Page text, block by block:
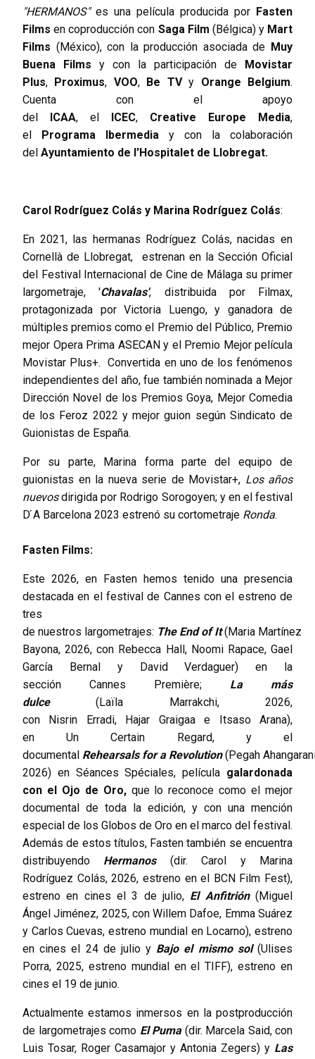
"HERMANOS" es una película producida por Fasten
Filmsen coproducción con Saga Film (Bélgica) y Mart
Films (México), con la producción asociada de Muy
Buena Films y con la participación de Movistar
Plus, Proximus, VOO, Be TVy Orange Belgium.
Cuenta con el apoyo
del ICAA, el ICEC, Creative Europe Media,
el Programa Ibermedia y con la colaboración
del Ayuntamiento de l'Hospitalet de Llobregat.
Carol Rodríguez Colás y Marina Rodríguez Colás:
En 2021, las hermanas Rodríguez Colás, nacidas en
Cornellà de Llobregat, estrenan en la Sección Oficial
del Festival Internacional de Cine de Málaga su primer
largometraje, 'Chavalas', distribuida por Filmax,
protagonizada por Victoria Luengo, y ganadora de
múltiples premios como el Premio del Público, Premio
mejor Opera Prima ASECAN y el Premio Mejor película
Movistar Plus+. Convertida en uno de los fenómenos
independientes del año, fue también nominada a Mejor
Dirección Novel de los Premios Goya, Mejor Comedia
de los Feroz 2022 y mejor guion según Sindicato de
Guionistas de España.
Por su parte, Marina forma parte del equipo de
guionistas en la nueva serie de Movistar+, Los años
nuevosdirigida por Rodrigo Sorogoyen; y en el festival
D ́A Barcelona 2023 estrenó su cortometraje Ronda.
Fasten Films:
Este 2026, en Fasten hemos tenido una presencia
destacada en el festival de Cannes con el estreno de
tres
de nuestros largometrajes: The End of It(Maria Martínez
Bayona, 2026, con Rebecca Hall, Noomi Rapace, Gael
García Bernal y David Verdaguer) en la
sección Cannes Première; La más
dulce(Laïla Marrakchi, 2026,
con Nisrin Erradi, Hajar Graigaa e Itsaso Arana),
en Un Certain Regard, y el
documental Rehearsals for a Revolution(Pegah
2026) en Séances Spéciales, película galardonada
con el Ojo de Oro, que lo reconoce como el mejor
documental de toda la edición, y con una mención
especial de los Globos de Oro en el marco del festival.
Además de estos títulos, Fasten también se encuentra
distribuyendo Hermanos(dir. Carol y Marina
Rodríguez Colás, 2026, estreno en el BCN Film Fest),
estreno en cines el 3 de julio, El Anfitrión(Miguel
Ángel Jiménez, 2025, con Willem Dafoe, Emma Suárez
y Carlos Cuevas, estreno mundial en Locarno), estreno
en cines el 24 de julio y Bajo el mismo sol(Ulises
Porra, 2025, estreno mundial en el TIFF), estreno en
cines el 19 de junio.
Actualmente estamos inmersos en la postproducción
de largometrajes como El Puma(dir. Marcela Said, con
Luis Tosar, Roger Casamajor y Antonia Zegers) y Las